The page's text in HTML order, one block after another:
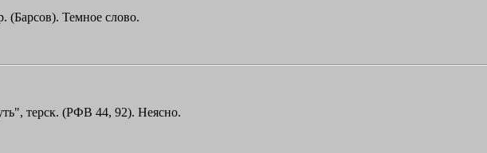
(Барсов). Темное слово.
терск. (РФВ 44, 92). Неясно.